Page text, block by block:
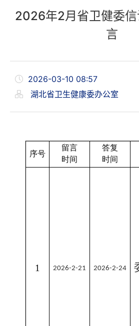
2026年2月省卫健委
言
2026-03-10 08:57
湖北省卫生健康委办公室
序号
留言
时间
答复
时间
1 2026-2-21 2026-2-24